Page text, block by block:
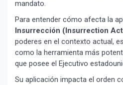
mandato.
Para entender cómo afecta la
Insurrección (Insurrection
poderes en el contexto actual,
como la herramienta más
que posee el Ejecutivo
Su aplicación impacta el orden